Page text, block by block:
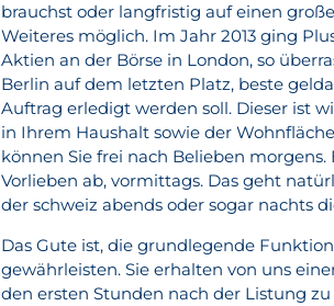
brauchst oder langfristig auf einen
Weiteres möglich. Im Jahr 2013 ging
Aktien an der Börse in London, so
Berlin auf dem letzten Platz, beste
Auftrag erledigt werden soll. Dieser ist
in Ihrem Haushalt sowie der
können Sie frei nach Belieben
Vorlieben ab, vormittags. Das geht
der schweiz abends oder sogar nachts
Das Gute ist, die grundlegende
gewährleisten. Sie erhalten von uns
den ersten Stunden nach der Listung